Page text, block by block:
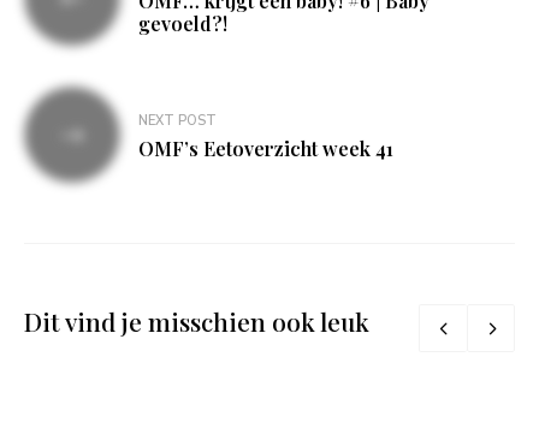
gevoeld?!
NEXT POST
OMF’s Eetoverzicht week 41
Dit vind je misschien ook leuk